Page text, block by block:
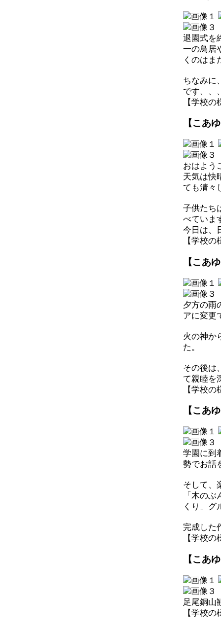
退園式を
一の鳥居
くのはま
ちなみに
です、、
【学校
【こあ
おはよう
天気は快
ても清々
子供たち
べていま
今日は、
【学校
【こあ
夕方の雨
アに変更
火の神か
た。
その後は
て親睦を
【学校
【こあ
学園に到
勢でお話
そして、
「木の
くり」グ
完成した
【学校
【こあ
足尾銅山
【学校